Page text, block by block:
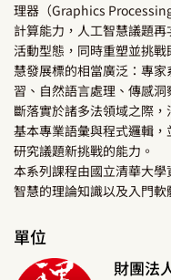
理器（Graphics
計算能力，人工智慧議題
活動型態，同時重塑並挑
慧發展標的相當廣泛：專
習、自然語言處理、傳感
斷落實於諸多法領域之際
基本專業語彙與程式邏輯
研究議題新挑戰的能力。
本系列課程由國立清華大
智慧的理論知識以及入門軟
單位
財團法